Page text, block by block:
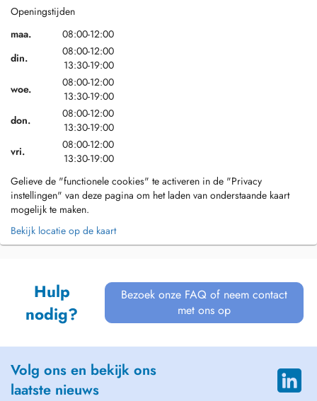
Openingstijden
maa.
08:00-12:00
din.
08:00-12:00
13:30-19:00
woe.
08:00-12:00
13:30-19:00
don.
08:00-12:00
13:30-19:00
vri.
08:00-12:00
13:30-19:00
Gelieve de "functionele cookies" te activeren in de "Privacy
instellingen" van deze pagina om het laden van onderstaande kaart
mogelijk te maken.
Bekijk locatie op de kaart
Hulp
nodig?
Bezoek onze FAQ of neem contact
met ons op
Volg ons en bekijk ons
laatste nieuws